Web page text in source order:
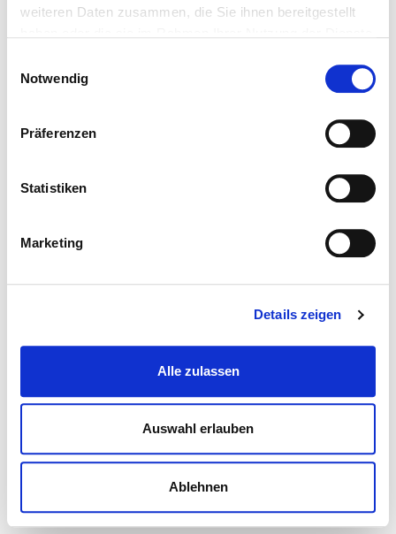
weiteren Daten zusammen, die Sie ihnen bereitgestellt
Notwendig
Präferenzen
Statistiken
Marketing
Details zeigen
Alle zulassen
Auswahl erlauben
Ablehnen